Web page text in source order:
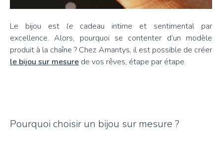
Le bijou est le cadeau intime et sentimental par
excellence. Alors, pourquoi se contenter d’un modèle
produit à la chaîne ? Chez Amantys, il est possible de créer
le bijou sur mesure de vos rêves, étape par étape.
Pourquoi choisir un bijou sur mesure ?